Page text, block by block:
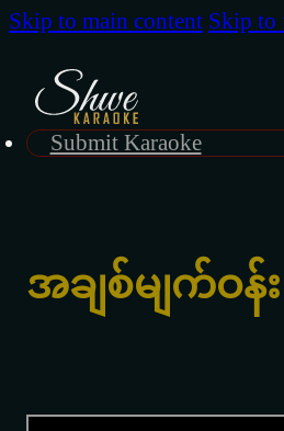
Skip to main content Skip to
Submit Karaoke
အချစ်မျက်ဝန်း